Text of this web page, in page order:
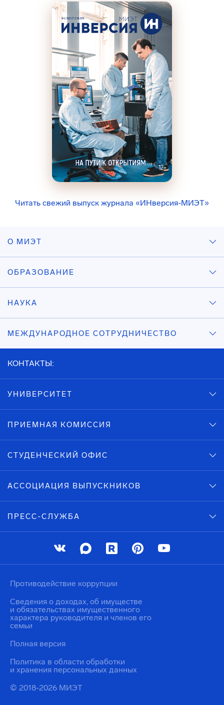
Читать свежий выпуск журнала «ИНверсия-МИЭТ»
О МИЭТ
ОБРАЗОВАНИЕ
НАУКА
МЕЖДУНАРОДНОЕ СОТРУДНИЧЕСТВО
КОНТАКТЫ:
УНИВЕРСИТЕТ
ПРИЕМНАЯ КОМИССИЯ
СТУДЕНЧЕСКИЙ ОФИС
АССОЦИАЦИЯ ВЫПУСКНИКОВ
ПРЕСС-СЛУЖБА
© 2018-2026 МИЭТ
Политика в области обработки
и хранения персональных данных
Противодействие коррупции
Сведения о доходах, об имуществе
и обязательствах имущественного
характера руководителя и членов его
семьи
Полная версия